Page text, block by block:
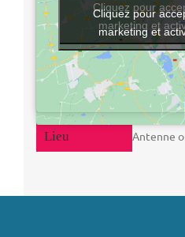
Antenne
Cliquez pour
marketing et
Cliquez pour
marketing et